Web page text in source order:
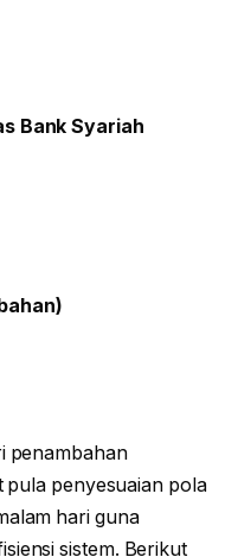
Bank Syariah
penambahan
pula penyesuaian pola
hari guna
sistem. Berikut